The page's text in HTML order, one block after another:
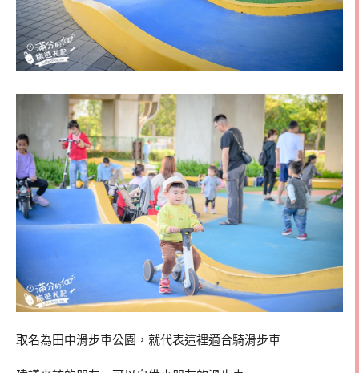
取名為田中滑步車公園，就代表這裡適合騎滑步車